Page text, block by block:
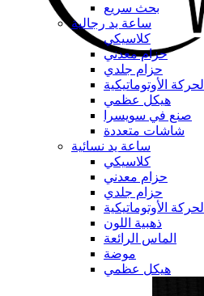
بحث سريع
ساعة يد رجالية
كلاسيكي
حزام معدني
حزام جلدي
الحركة الأوتوماتيكية
هيكل عظمي
صنع في سويسرا
شاشات متعددة
ساعة يد نسائية
كلاسيكي
حزام معدني
حزام جلدي
الحركة الأوتوماتيكية
ذهبية اللون
الماس الرائعة
موضة
هيكل عظمي